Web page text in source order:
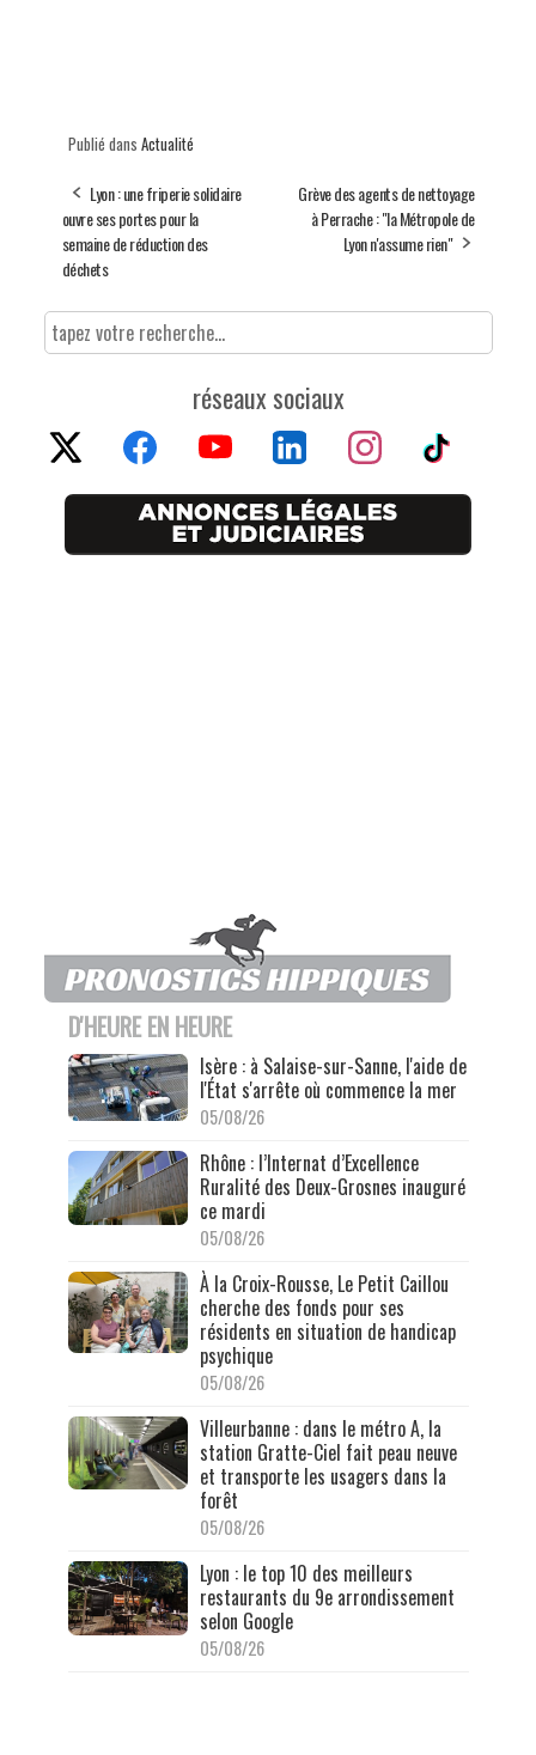
Publié dans Actualité
Lyon : une friperie solidaire
ouvre ses portes pour la
semaine de réduction des
déchets
Grève des agents de nettoyage
à Perrache : "la Métropole de
Lyon n'assume rien"
réseaux sociaux
D'HEURE EN HEURE
Isère : à Salaise-sur-Sanne, l'aide de
l'État s'arrête où commence la mer
05/08/26
Rhône : l’Internat d’Excellence
Ruralité des Deux-Grosnes inauguré
ce mardi
05/08/26
À la Croix-Rousse, Le Petit Caillou
cherche des fonds pour ses
résidents en situation de handicap
psychique
05/08/26
Villeurbanne : dans le métro A, la
station Gratte-Ciel fait peau neuve
et transporte les usagers dans la
forêt
05/08/26
Lyon : le top 10 des meilleurs
restaurants du 9e arrondissement
selon Google
05/08/26